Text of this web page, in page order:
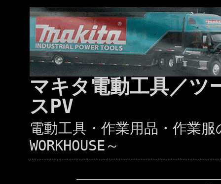
マキタ電動工具／
スPV
電動工具・作業用品・作
WORKHOUSE～